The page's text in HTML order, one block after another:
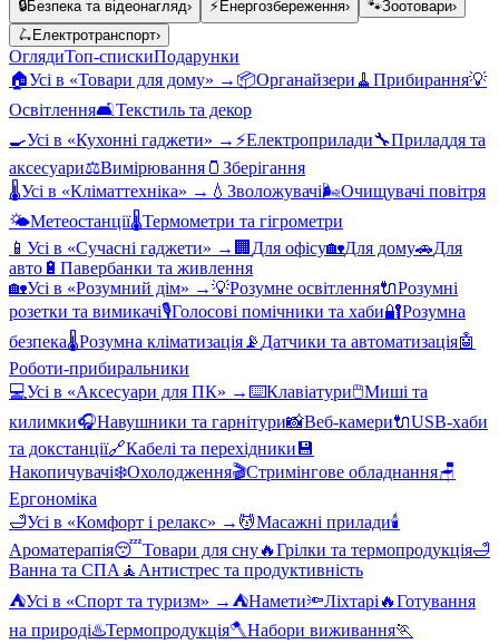
🔒Безпека та відеонагляд› ⚡ Енергозбереження› 🐾Зоотовари›
🛴 Електротранспорт›
ОглядиТоп-спискиПодарунки
🏠Усі в «Товари для дому» → 📦Органайзери 🧹 Прибирання💡
Освітлення🛋️Текстиль та декор
🍳Усі в «Кухонні гаджети» → ⚡Електроприлади🔧Приладдя та
аксесуари⚖️Вимірювання 🫙 Зберігання
🌡️Усі в «Кліматтехніка» → 💧 Зволожувачі🌬️Очищувачі повітря
🌤️Метеостанції🌡️Термометри та гігрометри
📱 Усі в «Сучасні гаджети» → 🏢 Для офісу🏡Для дому🚗Для
авто 🔋 Павербанки та живлення
🏡Усі в «Розумний дім» →💡Розумне освітлення🔌Розумні
розетки та вимикачі🎙️Голосові помічники та хаби🔐Розумна
безпека🌡️Розумна кліматизація 📡 Датчики та автоматизація🤖
Роботи-прибиральники
💻Усі в «Аксесуари для ПК» →⌨️Клавіатури🖱️Миші та
килимки🎧Навушники та гарнітури📸Веб-камери🔌USB-хаби
та докстанції🔗Кабелі та перехідники 💾
Накопичувачі❄️Охолодження🎬Стримінгове обладнання🪑
Ергономіка
🛁Усі в «Комфорт і релакс» → 💆Масажні прилади🕯️
Ароматерапія😴Товари для сну🔥Грілки та термопродукція🛁
Ванна та СПА 🧘 Антистрес та продуктивність
⛺Усі в «Спорт та туризм» → ⛺Намети🔦Ліхтарі 🔥Готування
на природі♨️Термопродукція🪓Набори виживання🏃